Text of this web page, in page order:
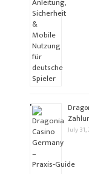
July